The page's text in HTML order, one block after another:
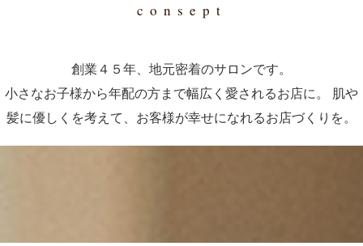
consept
創業４５年、地元密着のサロンです。
小さなお子様から年配の方まで幅広く愛されるお店に。 肌や
髪に優しくを考えて、お客様が幸せになれるお店づくりを。